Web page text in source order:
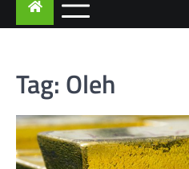
Tag: Oleh